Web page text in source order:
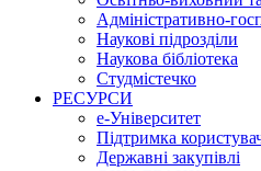
Адміністративно-
Наукові підрозділи
Наукова бібліотека
Студмістечко
РЕСУРСИ
е-Університет
Підтримка
Державні закупівлі